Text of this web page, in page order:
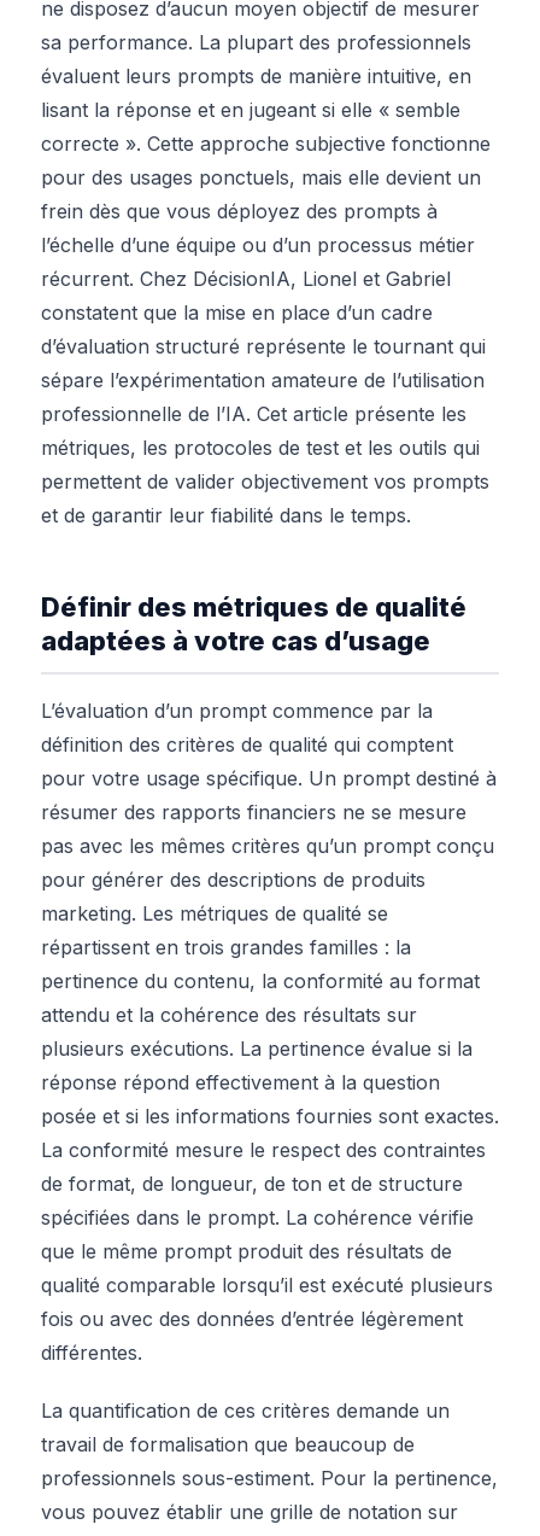
ne disposez d’aucun moyen objectif de mesurer
sa performance. La plupart des professionnels
évaluent leurs prompts de manière intuitive, en
lisant la réponse et en jugeant si elle « semble
correcte ». Cette approche subjective fonctionne
pour des usages ponctuels, mais elle devient un
frein dès que vous déployez des prompts à
l’échelle d’une équipe ou d’un processus métier
récurrent. Chez DécisionIA, Lionel et Gabriel
constatent que la mise en place d’un cadre
d’évaluation structuré représente le tournant qui
sépare l’expérimentation amateure de l’utilisation
professionnelle de l’IA. Cet article présente les
métriques, les protocoles de test et les outils qui
permettent de valider objectivement vos prompts
et de garantir leur fiabilité dans le temps.
Définir des métriques de qualité
adaptées à votre cas d’usage
L’évaluation d’un prompt commence par la
définition des critères de qualité qui comptent
pour votre usage spécifique. Un prompt destiné à
résumer des rapports financiers ne se mesure
pas avec les mêmes critères qu’un prompt conçu
pour générer des descriptions de produits
marketing. Les métriques de qualité se
répartissent en trois grandes familles : la
pertinence du contenu, la conformité au format
attendu et la cohérence des résultats sur
plusieurs exécutions. La pertinence évalue si la
réponse répond effectivement à la question
posée et si les informations fournies sont exactes.
La conformité mesure le respect des contraintes
de format, de longueur, de ton et de structure
spécifiées dans le prompt. La cohérence vérifie
que le même prompt produit des résultats de
qualité comparable lorsqu’il est exécuté plusieurs
fois ou avec des données d’entrée légèrement
différentes.
La quantification de ces critères demande un
travail de formalisation que beaucoup de
professionnels sous-estiment. Pour la pertinence,
vous pouvez établir une grille de notation sur